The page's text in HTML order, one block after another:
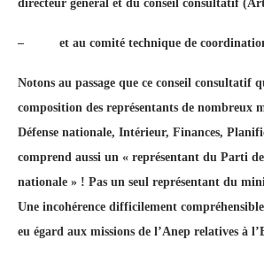
directeur général et du conseil consultatif
– et au comité technique de
Notons au passage que ce conseil consultatif
composition des représentants de nombreux
Défense nationale, Intérieur, Finances,
comprend aussi un « représentant du Parti
nationale » ! Pas un seul représentant du
Une incohérence difficilement
eu égard aux missions de l’Anep relatives à